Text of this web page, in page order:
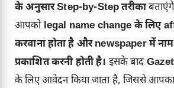
के अनुसार Step-by-Step तरीका
आपको legal name change के लिए
करवाना होता है और newspaper में
प्रकाशित करनी होती है। इसके बाद
के लिए आवेदन किया जाता है, जिससे आपका